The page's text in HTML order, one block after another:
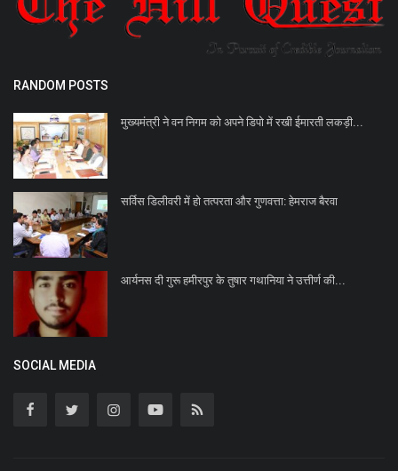
RANDOM POSTS
मुख्यमंत्री ने वन निगम को अपने डिपो में रखी ईमारती लकड़ी...
सर्विस डिलीवरी में हो तत्परता और गुणवत्ता: हेमराज बैरवा
आर्यनस दी गुरू हमीरपुर के तुषार गथानिया ने उत्तीर्ण की...
SOCIAL MEDIA